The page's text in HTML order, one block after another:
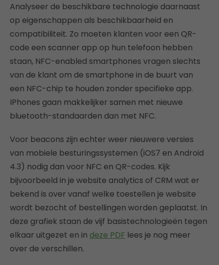
Analyseer de beschikbare technologie daarnaast
op eigenschappen als beschikbaarheid en
compatibiliteit. Zo moeten klanten voor een QR-
code een scanner app op hun telefoon hebben
staan, NFC-enabled smartphones vragen slechts
van de klant om de smartphone in de buurt van
een NFC-chip te houden zonder specifieke app.
IPhones gaan makkelijker samen met nieuwe
bluetooth-standaarden dan met NFC.
Voor beacons zijn echter weer nieuwere versies
van mobiele besturingssystemen (iOS7 en Android
4.3) nodig dan voor NFC en QR-codes. Kijk
bijvoorbeeld in je website analytics of CRM wat er
bekend is over vanaf welke toestellen je website
wordt bezocht of bestellingen worden geplaatst. In
deze grafiek staan de vijf basistechnologieën tegen
elkaar uitgezet en in deze PDF lees je nog meer
over de verschillen.